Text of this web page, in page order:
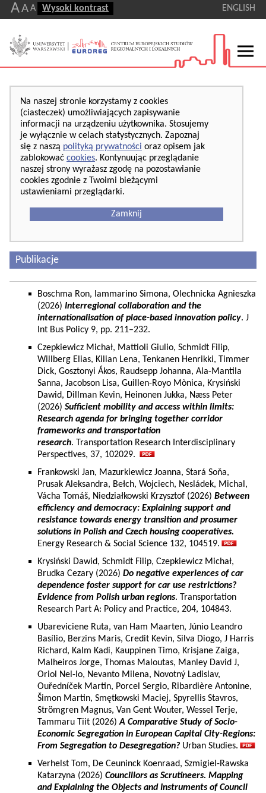
AA A Wysoki kontrast ENGLISH
Na naszej stronie korzystamy z cookies
(ciasteczek) umożliwiających zapisywanie
informacji na urządzeniu użytkownika. Stosujemy
je wyłącznie w celach statystycznych. Zapoznaj
się z naszą polityką prywatności oraz opisem jak
zablokować cookies. Kontynuując przeglądanie
naszej strony wyrażasz zgodę na pozostawianie
cookies zgodnie z Twoimi bieżącymi
ustawieniami przeglądarki.
Zamknij
Publikacje
Boschma Ron, Iammarino Simona, Olechnicka Agnieszka
(2026) Interregional collaboration and the
internationalisation of place-based innovation policy. J
Int Bus Policy 9, pp. 211–232.
Czepkiewicz Michał, Mattioli Giulio, Schmidt Filip,
Willberg Elias, Kilian Lena, Tenkanen Henrikki, Timmer
Dick, Gosztonyi Ákos, Raudsepp Johanna, Ala-Mantila
Sanna, Jacobson Lisa, Guillen-Royo Mònica, Krysiński
Dawid, Dillman Kevin, Heinonen Jukka, Næss Peter
(2026) Sufficient mobility and access within limits:
Research agenda for bringing together corridor
frameworks and transportation
research. Transportation Research Interdisciplinary
Perspectives, 37, 102029.
Frankowski Jan, Mazurkiewicz Joanna, Stará Soňa,
Prusak Aleksandra, Bełch, Wojciech, Nesládek, Michal,
Vácha Tomáš, Niedziałkowski Krzysztof (2026) Between
efficiency and democracy: Explaining support and
resistance towards energy transition and prosumer
solutions in Polish and Czech housing cooperatives.
Energy Research & Social Science 132, 104519.
Krysiński Dawid, Schmidt Filip, Czepkiewicz Michał,
Brudka Cezary (2026) Do negative experiences of car
dependence foster support for car use restrictions?
Evidence from Polish urban regions. Transportation
Research Part A: Policy and Practice, 204, 104843.
Ubareviciene Ruta, van Ham Maarten, Júnio Leandro
Basílio, Berzins Maris, Credit Kevin, Silva Diogo, J Harris
Richard, Kalm Kadi, Kauppinen Timo, Krisjane Zaiga,
Malheiros Jorge, Thomas Maloutas, Manley David J,
Oriol Nel-lo, Nevanto Milena, Novotný Ladislav,
Ouředníček Martin, Porcel Sergio, Ribardière Antonine,
Šimon Martin, Smętkowski Maciej, Spyrellis Stavros,
Strömgren Magnus, Van Gent Wouter, Wessel Terje,
Tammaru Tiit (2026)A Comparative Study of Socio-
Economic Segregation in European Capital City-Regions:
From Segregation to Desegregation? Urban Studies.
Verhelst Tom, De Ceuninck Koenraad, Szmigiel-Rawska
Katarzyna (2026) Councillors as Scrutineers. Mapping
and Explaining the Objects and Instruments of Council